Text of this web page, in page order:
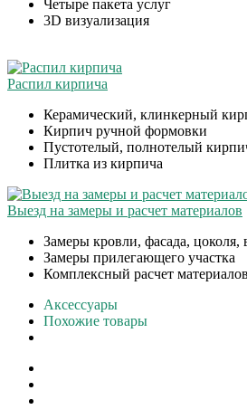
Четыре пакета услуг
3D визуализация
Распил кирпича
Керамический, клинкерный
Кирпич ручной формовки
Пустотелый, полнотелый
Плитка из кирпича
Выезд на замеры и расчет материалов
Замеры кровли, фасада,
Замеры прилегающего участка
Комплексный расчет материалов
Аксессуары
Похожие товары